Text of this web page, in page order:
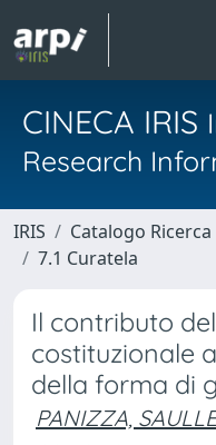
CINECA IRIS
Research
IRIS Catalogo
7.1 Curatela
Il contributo
costituzionale
della forma di
PANIZZA, SAULLE